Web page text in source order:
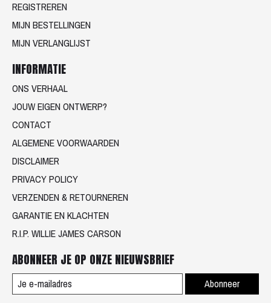
REGISTREREN
MIJN BESTELLINGEN
MIJN VERLANGLIJST
INFORMATIE
ONS VERHAAL
JOUW EIGEN ONTWERP?
CONTACT
ALGEMENE VOORWAARDEN
DISCLAIMER
PRIVACY POLICY
VERZENDEN & RETOURNEREN
GARANTIE EN KLACHTEN
R.I.P. WILLIE JAMES CARSON
ABONNEER JE OP ONZE NIEUWSBRIEF
Abonneer